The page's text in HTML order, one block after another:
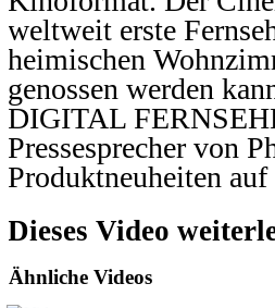
weltweit erste
heimischen
genossen werden
DIGITAL
Pressesprecher von
Produktneuheiten
Dieses Video
Ähnliche Videos